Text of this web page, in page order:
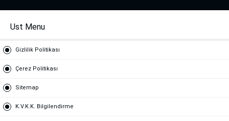
Ust Menu
Gizlilik Politikası
Çerez Politikası
Sitemap
K.V.K.K. Bilgilendirme